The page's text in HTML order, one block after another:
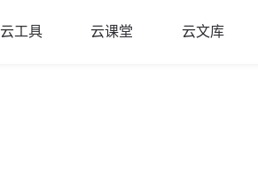
云工具 云课堂 云文库